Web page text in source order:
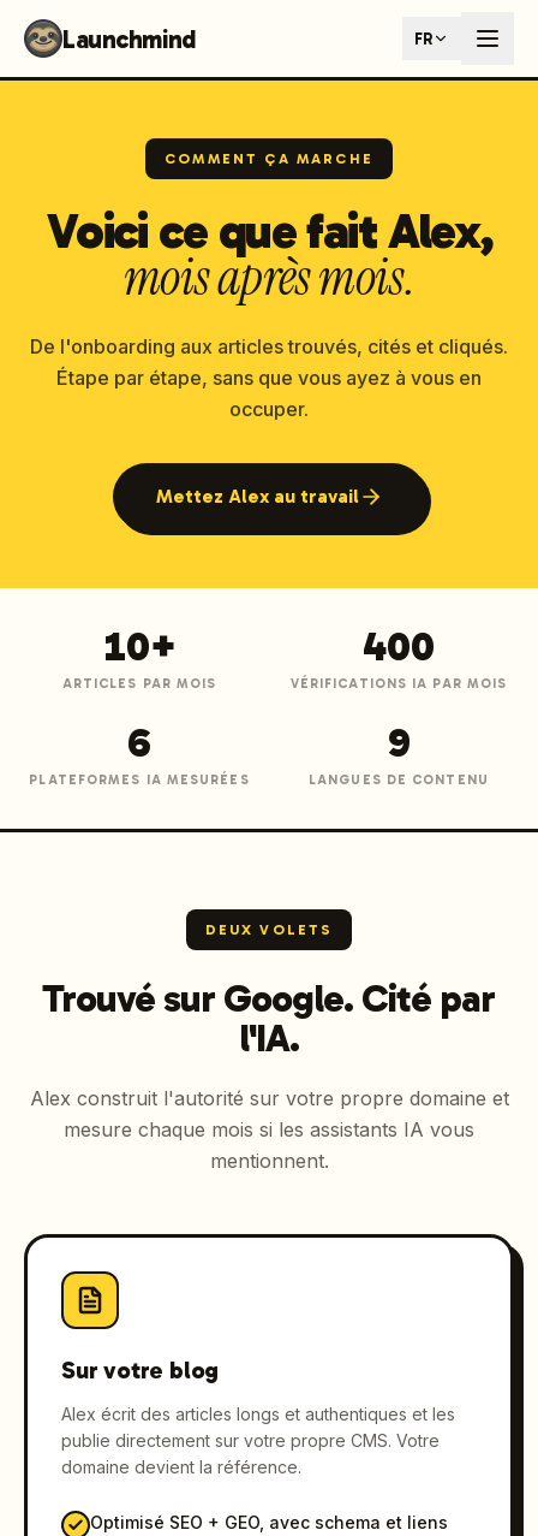
Launchmind - AI SEO Content Generator for Google &
AI-powered SEO articles that rank in both Google and AI
How It Works
Rank in traditional search engines AND get cited by AI
Fixed monthly plans, no hourly rates. First article live
Follow Launchmind on X (Twitter) Connect with
Launchmind FR
COMMENT ÇA MARCHE
Voici ce que fait Alex,
mois après mois.
De l'onboarding aux articles trouvés, cités et cliqués.
Étape par étape, sans que vous ayez à vous en
occuper.
Mettez Alex au travail
10+
ARTICLES PAR MOIS
400
VÉRIFICATIONS IA PAR MOIS
6
PLATEFORMES IA MESURÉES
9
LANGUES DE CONTENU
DEUX VOLETS
Trouvé sur Google. Cité par
l'IA.
Alex construit l'autorité sur votre propre domaine et
mesure chaque mois si les assistants IA vous
mentionnent.
Sur votre blog
Alex écrit des articles longs et authentiques et les
publie directement sur votre propre CMS. Votre
domaine devient la référence.
Optimisé SEO + GEO, avec schema et liens